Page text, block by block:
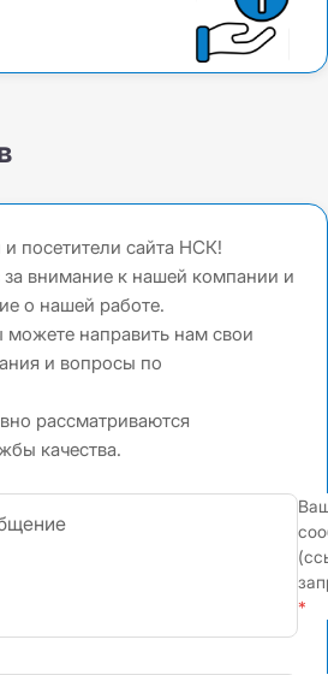
посетители сайта НСК!
внимание к нашей компании и
о нашей работе.
направить нам свои
и вопросы по
рассматриваются
качества.